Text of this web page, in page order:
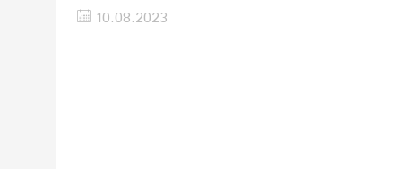
10.08.2023